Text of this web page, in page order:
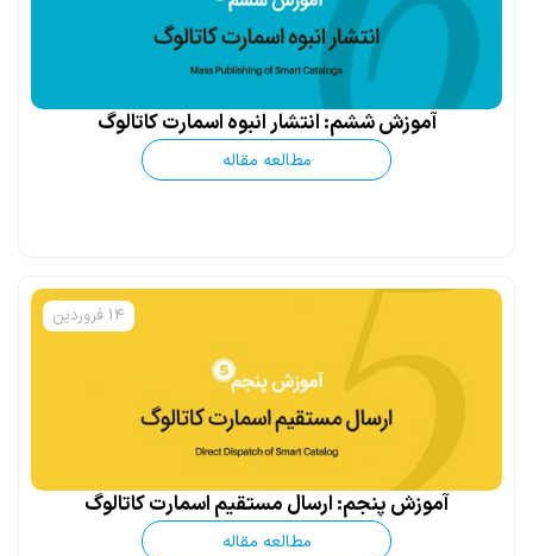
آموزش ششم: انتشار انبوه اسمارت کاتالوگ
مطالعه مقاله
14 فروردین
آموزش پنجم: ارسال مستقیم اسمارت کاتالوگ
مطالعه مقاله